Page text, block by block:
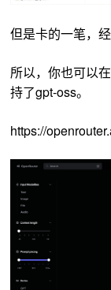
但是卡的一笔，经
所以，你也可以
持了gpt-oss。
https://